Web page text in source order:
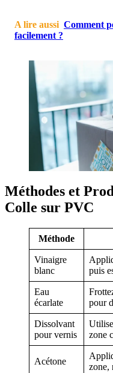
A lire aussi Comment
facilement ?
Méthodes et
Colle sur PVC
Méthode
Vinaigre
blanc
puis
Eau
écarlate
pour
Dissolvant
pour vernis
zone
Acétone
zone,